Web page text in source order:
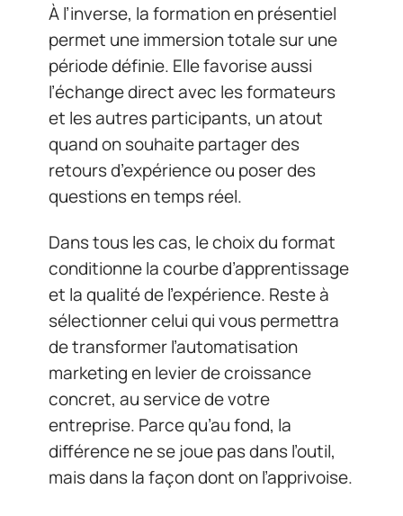
À l’inverse, la formation en présentiel
permet une immersion totale sur une
période définie. Elle favorise aussi
l’échange direct avec les formateurs
et les autres participants, un atout
quand on souhaite partager des
retours d’expérience ou poser des
questions en temps réel.
Dans tous les cas, le choix du format
conditionne la courbe d’apprentissage
et la qualité de l’expérience. Reste à
sélectionner celui qui vous permettra
de transformer l’automatisation
marketing en levier de croissance
concret, au service de votre
entreprise. Parce qu’au fond, la
différence ne se joue pas dans l’outil,
mais dans la façon dont on l’apprivoise.